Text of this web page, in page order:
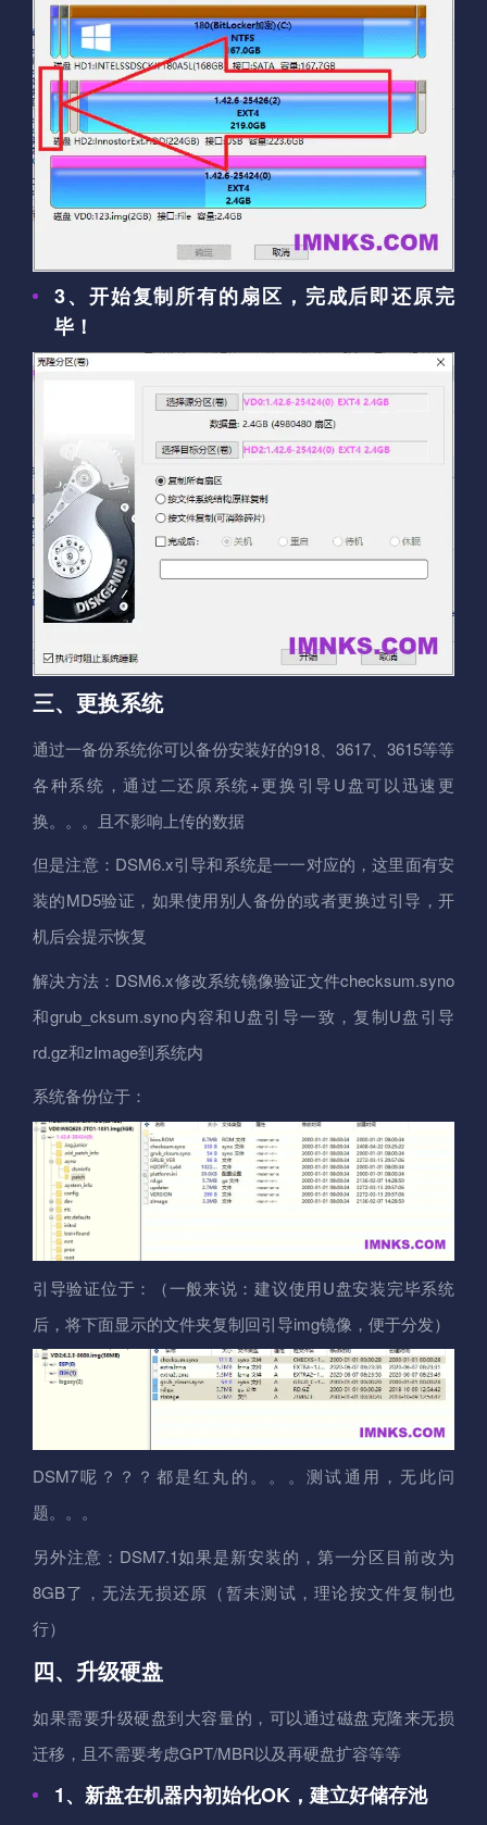
3、开始复制所有的扇区，完成后即还原完
毕！
三、更换系统
通过一备份系统你可以备份安装好的918、3617、3615等等
各种系统，通过二还原系统+更换引导U盘可以迅速更
换。。。且不影响上传的数据
但是注意：DSM6.x引导和系统是一一对应的，这里面有安
装的MD5验证，如果使用别人备份的或者更换过引导，开
机后会提示恢复
解决方法：DSM6.x修改系统镜像验证文件checksum.syno
和grub_cksum.syno内容和U盘引导一致，复制U盘引导
rd.gz和zImage到系统内
系统备份位于：
引导验证位于：（一般来说：建议使用U盘安装完毕系统
后，将下面显示的文件夹复制回引导img镜像，便于分发）
DSM7呢？？？都是红丸的。。。测试通用，无此问
题。。。
另外注意：DSM7.1如果是新安装的，第一分区目前改为
8GB了，无法无损还原（暂未测试，理论按文件复制也
行）
四、升级硬盘
如果需要升级硬盘到大容量的，可以通过磁盘克隆来无损
迁移，且不需要考虑GPT/MBR以及再硬盘扩容等等
1、新盘在机器内初始化OK，建立好储存池